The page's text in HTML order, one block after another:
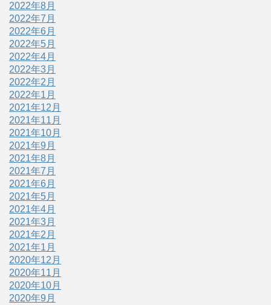
2022年8月
2022年7月
2022年6月
2022年5月
2022年4月
2022年3月
2022年2月
2022年1月
2021年12月
2021年11月
2021年10月
2021年9月
2021年8月
2021年7月
2021年6月
2021年5月
2021年4月
2021年3月
2021年2月
2021年1月
2020年12月
2020年11月
2020年10月
2020年9月